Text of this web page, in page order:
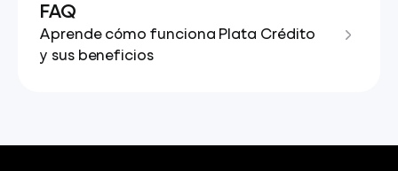
FAQ
Aprende cómo funciona Plata Crédito
y sus beneficios